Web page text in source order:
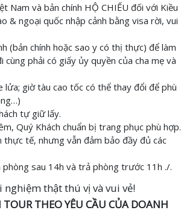
Nam và bản chính HỘ CHIẾU đối với Kiều
& ngoại quốc nhập cảnh bằng visa rời, vui
(bản chính hoặc sao y có thị thực) để làm
phải có giấy ủy quyền của cha mẹ và
giờ tàu cao tốc có thể thay đổi để phù
tự giữ lấy.
Quý Khách chuẩn bị trang phục phù hợp.
tế, nhưng vẫn đảm bảo đầy đủ các
sau 14h và trả phòng trước 11h ./.
thật thú vị và vui vẻ!
THEO YÊU CẦU CỦA DOANH